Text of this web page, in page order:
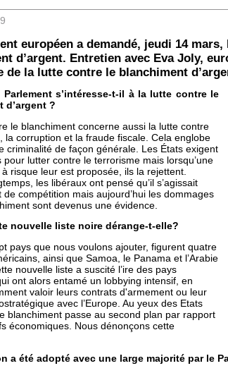
européen a demandé, jeudi 14
d’argent. Entretien avec Eva Joly,
de la lutte contre le blanchiment
Parlement s’intéresse-t-il à la lutte contre le
d’argent ?
le blanchiment concerne aussi la lutte contre
la corruption et la fraude fiscale. Cela englobe
criminalité de façon générale. Les États exigent
pour lutter contre le terrorisme mais lorsqu’une
risque leur est proposée, ils la rejettent.
les libéraux ont pensé qu’il s’agissait
de compétition mais aujourd’hui les dommages
sont devenus une évidence.
nouvelle liste noire dérange-t-elle?
pays que nous voulons ajouter, figurent quatre
ainsi que Samoa, le Panama et l’Arabie
nouvelle liste a suscité l’ire des pays
ont alors entamé un lobbying intensif, en
valoir leurs contrats d'armement ou leur
avec l’Europe. Au yeux des Etats
blanchiment passe au second plan par rapport
économiques. Nous dénonçons cette
a été adopté avec une large majorité par le